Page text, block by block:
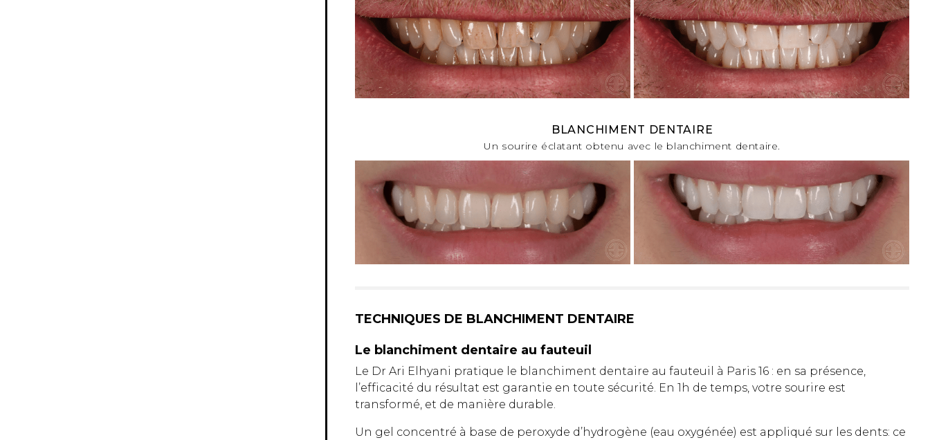
BLANCHIMENT DENTAIRE
Un sourire éclatant obtenu avec le blanchiment dentaire.
TECHNIQUES DE BLANCHIMENT DENTAIRE
Le blanchiment dentaire au fauteuil
Le Dr Ari Elhyani pratique le blanchiment dentaire au fauteuil à Paris 16 : en sa présence,
l’efficacité du résultat est garantie en toute sécurité. En 1h de temps, votre sourire est
transformé, et de manière durable.
Un gel concentré à base de peroxyde d’hydrogène (eau oxygénée) est appliqué sur les dents: ce